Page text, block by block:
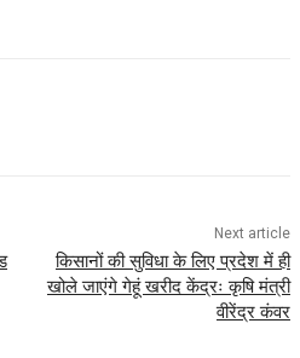
Next article
किसानों की सुविधा के लिए प्रदेश में ही
खोले जाएंगे गेहूं खरीद केंद्रः कृषि मंत्री
वीरेंद्र कंवर